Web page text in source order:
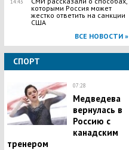
14:43
которыми Россия может
жестко ответить на санкции
США
ВСЕ НОВОСТИ »
СПОРТ
07:28
Медведева
вернулась в
Россию с
канадским
тренером